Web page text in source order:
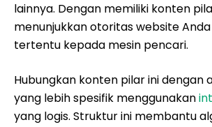
lainnya. Dengan memiliki konten
menunjukkan otoritas website
tertentu kepada mesin pencari.
Hubungkan konten pilar ini
yang lebih spesifik menggunakan
yang logis. Struktur ini membantu